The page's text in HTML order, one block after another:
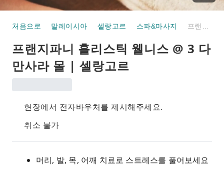
처음으로 말레이시아 셀랑고르 스파&마사지
프랜지파니 홀리스틱 웰니스 @ 3 다
만사라 몰 | 셀랑고르
현장에서 전자바우처를 제시해주세요.
취소 불가
머리, 발, 목, 어깨 치료로 스트레스를 풀어보세요